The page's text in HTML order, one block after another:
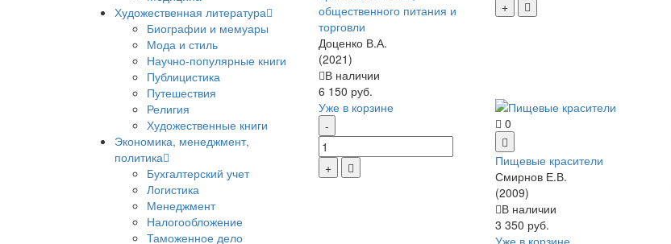
Художественная литература
Биографии и мемуары
Мода и стиль
Научно-популярные книги
Публицистика
Путешествия
Религия
Художественные книги
Экономика, менеджмент,
политика
Бухгалтерский учет
Логистика
Менеджмент
Налогообложение
Таможенное дело
общественного питания и
торговли
Доценко В.А.
(2021)
В наличии
6 150 руб.
Уже в корзине
0
Пищевые красители
Смирнов Е.В.
(2009)
В наличии
3 350 руб.